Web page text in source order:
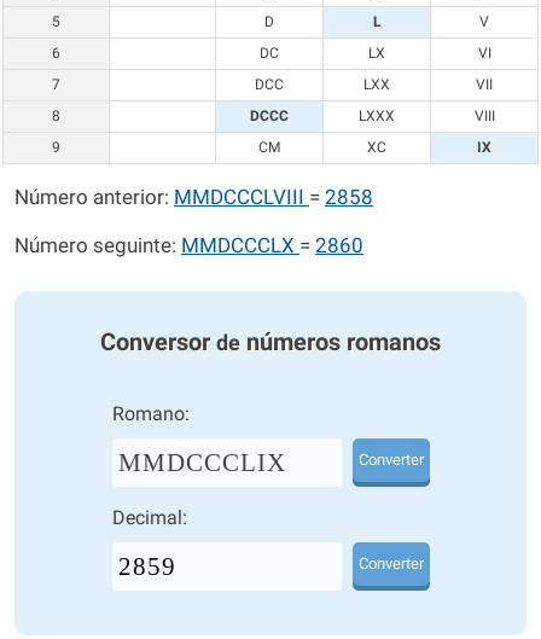
5
D L
V
6
DC LX
VI
7
DCC LXX
VII
8
DCCC LXXX
VIII
9
CM XC IX
Número anterior: MMDCCCLVIII = 2858
Número seguinte: MMDCCCLX = 2860
Conversor de números romanos
Romano:
MMDCCCLIX Converter
Decimal:
Converter